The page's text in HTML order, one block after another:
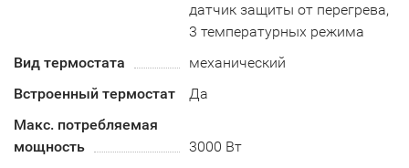
датчик защиты от перегрева,
3 температурных режима
Вид термостата
механический
Встроенный термостат
Да
Макс. потребляемая
мощность
3000 Вт